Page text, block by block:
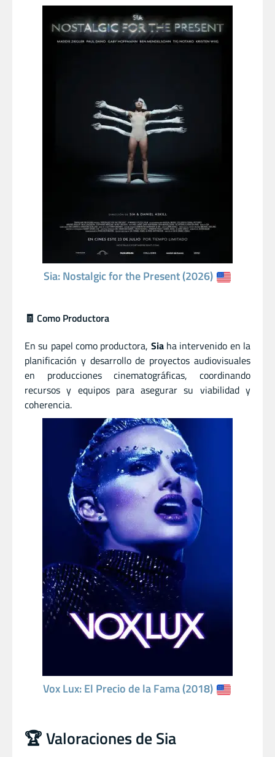
Sia: Nostalgic for the Present (2026)
🧾 Como Productora
En su papel como productora, Siaha intervenido en la
planificación y desarrollo de proyectos audiovisuales
en producciones cinematográficas, coordinando
recursos y equipos para asegurar su viabilidad y
coherencia.
Vox Lux: El Precio de la Fama (2018)
🏆 Valoraciones de Sia